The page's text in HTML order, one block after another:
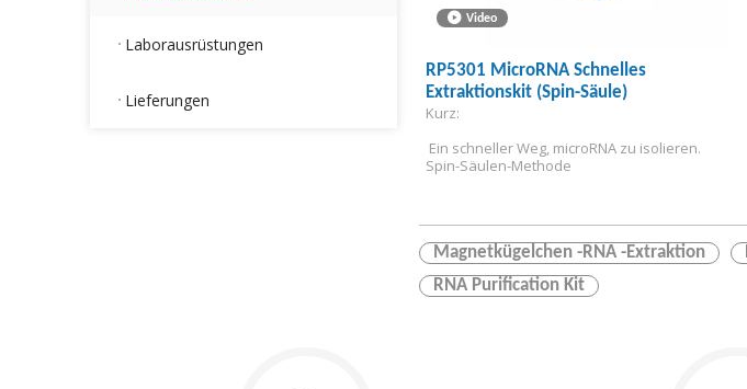
Laborausrüstungen
Lieferungen
Video
RP5301 MicroRNA Schnelles
Extraktionskit (Spin-Säule)
Kurz:
Ein schneller Weg, microRNA zu isolieren.
Spin-Säulen-Methode
Magnetkügelchen -RNA -Extraktion
RNA Purification Kit